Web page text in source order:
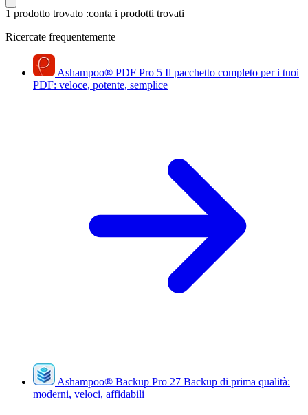
1 prodotto trovato :conta i prodotti trovati
Ricercate frequentemente
Ashampoo® PDF Pro 5 Il pacchetto completo per i tuoi
PDF: veloce, potente, semplice
Ashampoo® Backup Pro 27 Backup di prima qualità:
moderni, veloci, affidabili